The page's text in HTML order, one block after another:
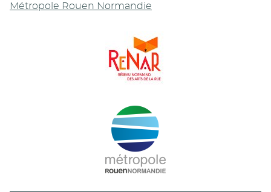
Métropole Rouen Normandie